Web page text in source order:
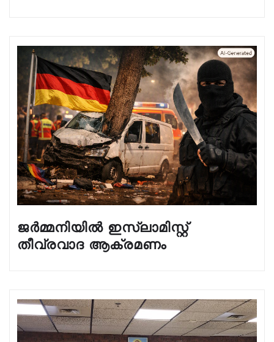
ജർമ്മനിയിൽ ഇസ്ലാമിസ്റ്റ്
തീവ്രവാദ ആക്രമണം